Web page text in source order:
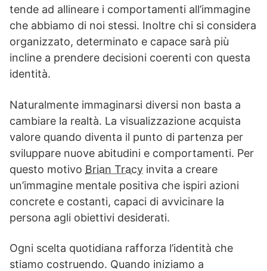
tende ad allineare i comportamenti all’immagine
che abbiamo di noi stessi. Inoltre chi si considera
organizzato, determinato e capace sarà più
incline a prendere decisioni coerenti con questa
identità.
Naturalmente immaginarsi diversi non basta a
cambiare la realtà. La visualizzazione acquista
valore quando diventa il punto di partenza per
sviluppare nuove abitudini e comportamenti. Per
questo motivo Brian Tracy invita a creare
un’immagine mentale positiva che ispiri azioni
concrete e costanti, capaci di avvicinare la
persona agli obiettivi desiderati.
Ogni scelta quotidiana rafforza l’identità che
stiamo costruendo. Quando iniziamo a